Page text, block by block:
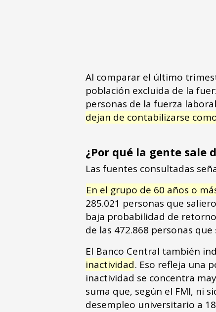
Al comparar el último
población excluida de la
personas de la fuerza
dejan de contabilizarse
¿Por qué la gente sale
Las fuentes consultadas
En el grupo de 60 años o
285.021 personas que
baja probabilidad de
de las 472.868 personas
El Banco Central también
inactividad. Eso refleja una
inactividad se concentra
suma que, según el FMI, ni
desempleo universitario a